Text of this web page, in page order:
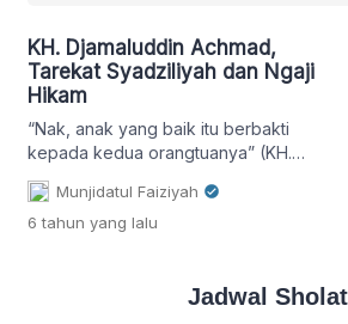
KH. Djamaluddin Achmad,
Tarekat Syadziliyah dan Ngaji
Hikam
“Nak, anak yang baik itu berbakti
kepada kedua orangtuanya” (KH.
Baidlowi Lasem)
Munjidatul Faiziyah
6 tahun yang lalu
Jadwal Sholat